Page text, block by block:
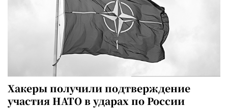
Хакеры получили подтверждение
участия НАТО в ударах по России